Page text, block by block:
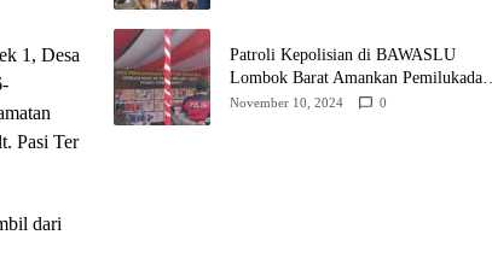
1, Desa
Pasi Ter
dari
Patroli Kepolisian di BAWASLU
Lombok Barat Amankan Pemilukada
2024
November 10, 2024 0